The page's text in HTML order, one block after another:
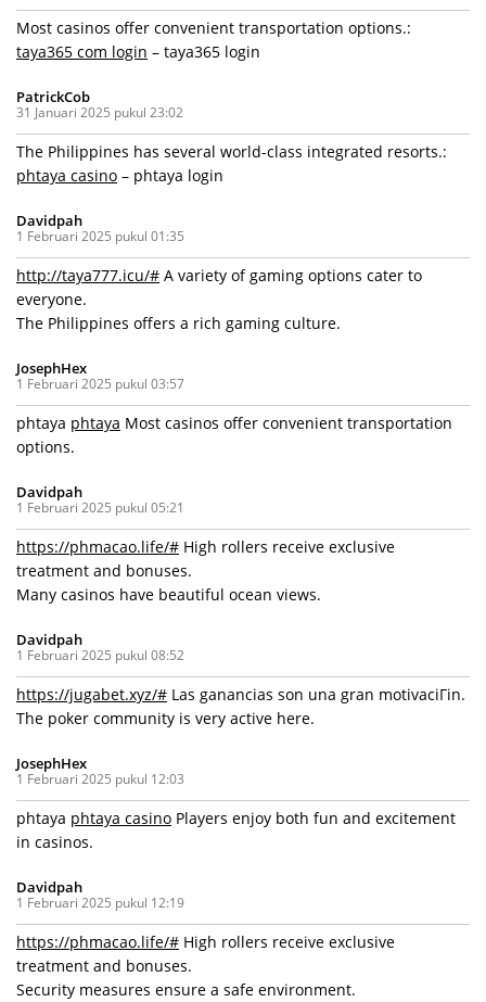
Most casinos offer convenient transportation options.:
taya365 com login – taya365 login
PatrickCob
31 Januari 2025 pukul 23:02
The Philippines has several world-class integrated resorts.:
phtaya casino – phtaya login
Davidpah
1 Februari 2025 pukul 01:35
http://taya777.icu/# A variety of gaming options cater to
everyone.
The Philippines offers a rich gaming culture.
JosephHex
1 Februari 2025 pukul 03:57
phtaya phtaya Most casinos offer convenient transportation
options.
Davidpah
1 Februari 2025 pukul 05:21
https://phmacao.life/# High rollers receive exclusive
treatment and bonuses.
Many casinos have beautiful ocean views.
Davidpah
1 Februari 2025 pukul 08:52
https://jugabet.xyz/# Las ganancias son una gran motivaciГіn.
The poker community is very active here.
JosephHex
1 Februari 2025 pukul 12:03
phtaya phtaya casino Players enjoy both fun and excitement
in casinos.
Davidpah
1 Februari 2025 pukul 12:19
https://phmacao.life/# High rollers receive exclusive
treatment and bonuses.
Security measures ensure a safe environment.